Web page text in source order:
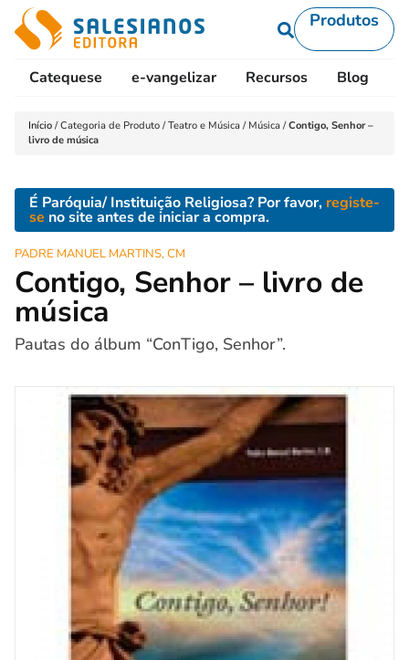
Produtos
Catequese e-vangelizar Recursos Blog
Início /Categoria de Produto /Teatro e Música / Música /Contigo, Senhor –
livro de música
É Paróquia/ Instituição Religiosa? Por favor, registe-
se no site antes de iniciar a compra.
PADRE MANUEL MARTINS, CM
Contigo, Senhor – livro de
música
Pautas do álbum “ConTigo, Senhor”.